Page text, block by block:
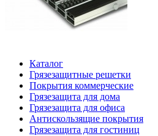
Каталог
Грязезащитные решетки
Покрытия коммерческие
Грязезащита для дома
Грязезащита для офиса
Антискользящие покрытия
Грязезащита для гостиниц